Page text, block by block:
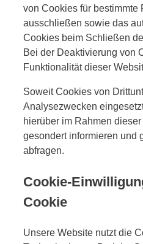
von Cookies für bestimmte
ausschließen sowie das
Cookies beim Schließen
Bei der Deaktivierung von
Funktionalität dieser
Soweit Cookies von
Analysezwecken
hierüber im Rahmen
gesondert informieren und
abfragen.
Cookie-
Cookie
Unsere Website nutzt die